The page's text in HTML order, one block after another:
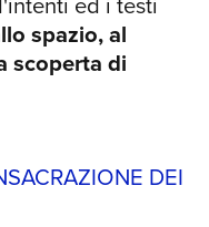
ai
"Love,
Air”, la
spazio, al
scoperta di
DEI